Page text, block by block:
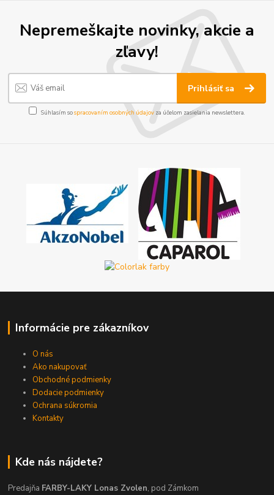
Nepremeškajte novinky, akcie a
zľavy!
Prihlásiť sa
Súhlasím sospracovaním osobných údajov za účelom zasielania newslettera.
Informácie pre zákazníkov
O nás
Ako nakupovať
Obchodné podmienky
Dodacie podmienky
Ochrana súkromia
Kontakty
Kde nás nájdete?
Predajňa FARBY-LAKY Lonas Zvolen, pod Zámkom